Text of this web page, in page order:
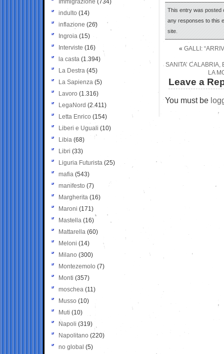
This entry was posted
any responses to this
site.
« GALLI:
SANITA’ CALABRIA,
LA
Leave a
You must be
Immigrazione (734)
indulto (14)
inflazione (26)
Ingroia (15)
Interviste (16)
la casta (1.394)
La Destra (45)
La Sapienza (5)
Lavoro (1.316)
LegaNord (2.411)
Letta Enrico (154)
Liberi e Uguali (10)
Libia (68)
Libri (33)
Liguria Futurista (25)
mafia (543)
manifesto (7)
Margherita (16)
Maroni (171)
Mastella (16)
Mattarella (60)
Meloni (14)
Milano (300)
Montezemolo (7)
Monti (357)
moschea (11)
Musso (10)
Muti (10)
Napoli (319)
Napolitano (220)
no global (5)